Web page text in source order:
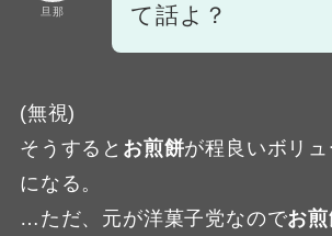
旦那
て話よ？
(無視)
そうすると お煎餅が程良いボリ
になる。
…ただ、元が洋菓子党なのでお